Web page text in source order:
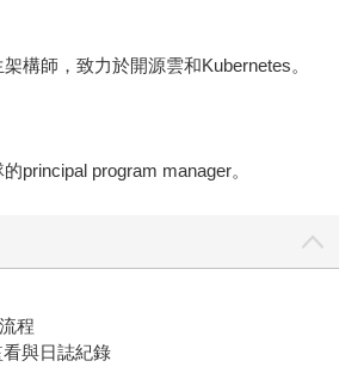
構師，致力於開源雲和Kubernetes。
principal program manager。
程
與日誌紀錄